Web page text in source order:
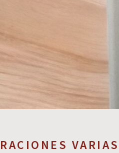
RACIONES VARIAS